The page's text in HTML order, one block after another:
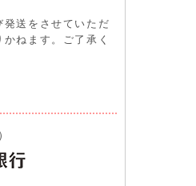
発送をさせていただ
ねます。ご了承く